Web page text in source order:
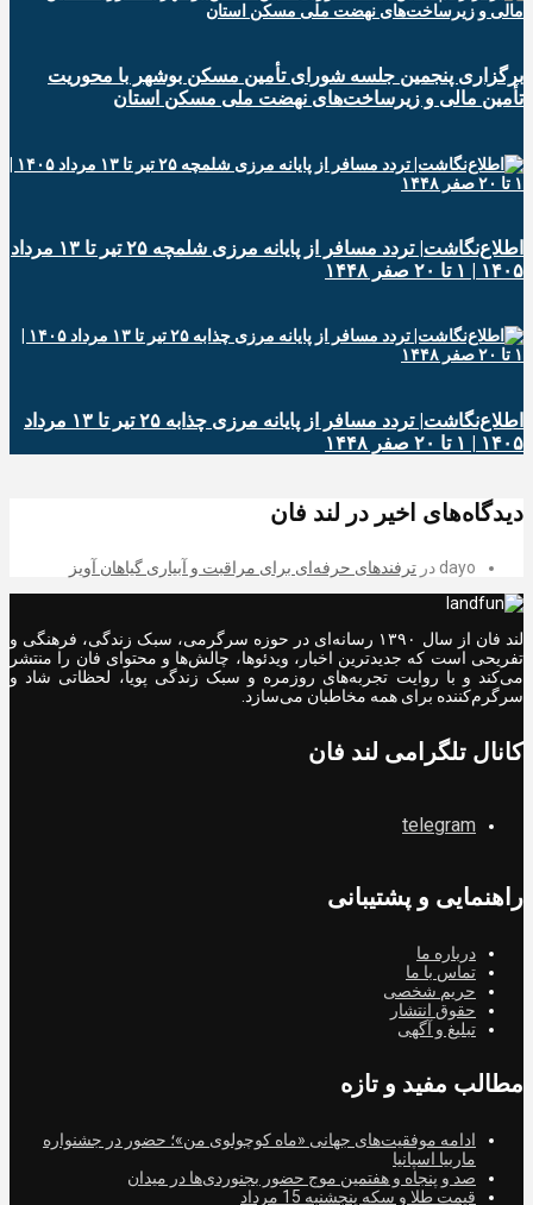
برگزاری پنجمین جلسه شورای تأمین مسکن بوشهر با محوریت
تأمین مالی و زیرساخت‌های نهضت ملی مسکن استان
اطلاع‌نگاشت| تردد مسافر از پایانه‌ مرزی شلمچه ۲۵ تیر تا ۱۳ مرداد
۱۴۰۵ | ۱ تا ۲۰ صفر ۱۴۴۸
اطلاع‌نگاشت| تردد مسافر از پایانه‌ مرزی چذابه ۲۵ تیر تا ۱۳ مرداد
۱۴۰۵ | ۱ تا ۲۰ صفر ۱۴۴۸
دیدگاه‌های اخیر در لند فان
dayo در ترفندهای حرفه‌ای برای مراقبت و آبیاری گیاهان آویز
لند فان از سال ۱۳۹۰ رسانه‌ای در حوزه سرگرمی، سبک زندگی، فرهنگی و
تفریحی است که جدیدترین اخبار، ویدئوها، چالش‌ها و محتوای فان را منتشر
می‌کند و با روایت تجربه‌های روزمره و سبک زندگی پویا، لحظاتی شاد و
سرگرم‌کننده برای همه مخاطبان می‌سازد.
کانال تلگرامی لند فان
telegram
راهنمایی و پشتیبانی
درباره ما
تماس با ما
حریم شخصی
حقوق انتشار
تبلیغ و آگهی
مطالب مفید و تازه
ادامه موفقیت‌های جهانی «ماه کوچولوی من»؛ حضور در جشنواره
ماربیا اسپانیا
صد و پنجاه و هفتمین موج حضور بجنوردی‌ها در میدان
قیمت طلا و سکه پنجشنبه 15 مرداد